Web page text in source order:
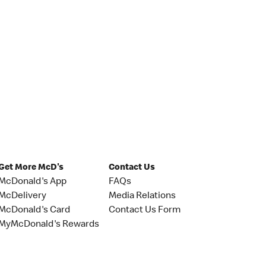
More McD's
App
Card
Rewards
Contact Us
FAQs
Media Relations
Contact Us Form